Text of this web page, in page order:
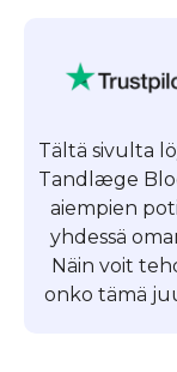
Tältä sivulta
Tandlæge
aiempien
yhdessä
Näin voit
onko tämä